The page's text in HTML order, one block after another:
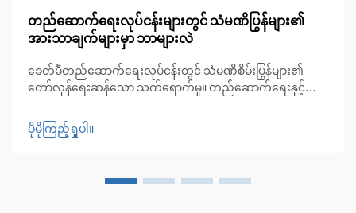
တည်ဆောက်ရေးလုပ်ငန်းများတွင် သံမဏိပြွန်များ၏
အားသာချက်များမှာ ဘာများလဲ
ခေတ်မီတည်ဆောက်ရေးလုပ်ငန်းတွင် သံမဏိစိမ်းပြွန်များ၏
တော်လှန်ရေးဆန်သော သက်ရောက်မှု။ တည်ဆောက်ရေးနှင့်
ပြွန်များသည် ခိုင်မာမှု၊ ပြောင်းလဲအသုံးပြုနိုင်မှုနှင့် အလှအပ
ဆိုင်ရာ ဂုဏ်သတ္တိတို့ကို ပေါင်းစပ်ထားသော အဓိကအသုံးပြုသည့်
ပိုမိုကြည့်ရှုပါ။